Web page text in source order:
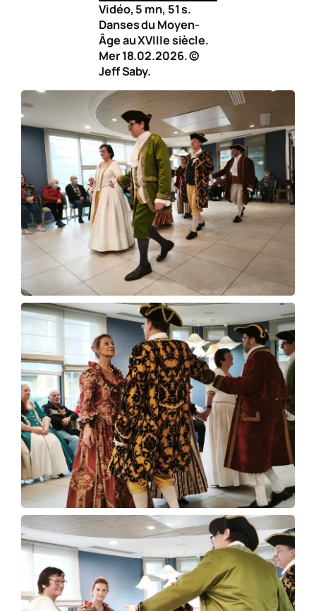
Vidéo, 5 mn, 51 s.
Danses du Moyen-
Âge au XVIIIe siècle.
Mer 18.02.2026. ©
Jeff Saby.